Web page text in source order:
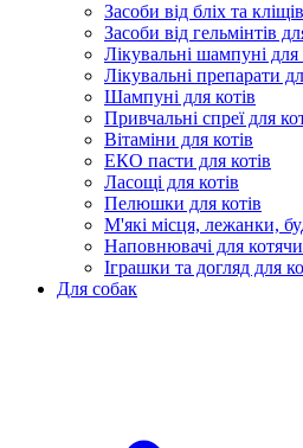
Засоби від бліх та
Засоби від гельмінтів
Лікувальні шампуні для
Лікувальні препарати
Шампуні для котів
Привчальні спреї для
Вітаміни для котів
ЕКО пасти для котів
Ласощі для котів
Пелюшки для котів
М'які місця, лежанки,
Наповнювачі для
Іграшки та догляд для
Для собак